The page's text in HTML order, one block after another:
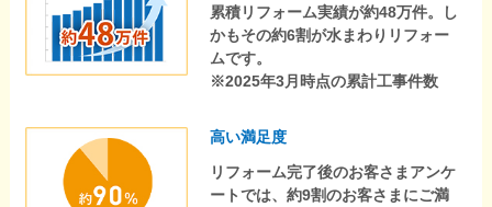
累積リフォーム実績が約48万件。し
かもその約6割が水まわりリフォー
ムです。
※2025年3月時点の累計工事件数
高い満足度
リフォーム完了後のお客さまアンケ
ートでは、約9割のお客さまにご満